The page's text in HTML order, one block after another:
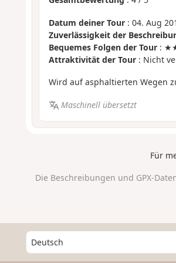
Datum deiner Tour: 04. Aug
Zuverlässigkeit der
Bequemes Folgen der Tour:
Attraktivität der Tour: Nicht
Wird auf asphaltierten Wegen
Maschinell übersetzt
Für
Die Beschreibungen und GPX-
W
ä